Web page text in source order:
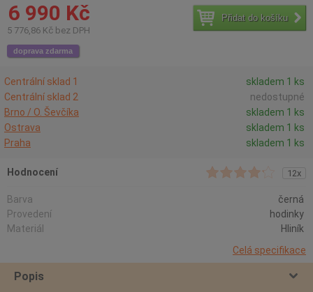
6 990 Kč
5 776,86 Kč bez DPH
Přidat do košíku
doprava zdarma
Centrální sklad 1
skladem 1 ks
Centrální sklad 2
nedostupné
Brno / O. Ševčíka
skladem 1 ks
Ostrava
skladem 1 ks
Praha
skladem 1 ks
Hodnocení 12x
Barva
černá
Provedení
hodinky
Materiál
Hliník
Celá specifikace
Popis